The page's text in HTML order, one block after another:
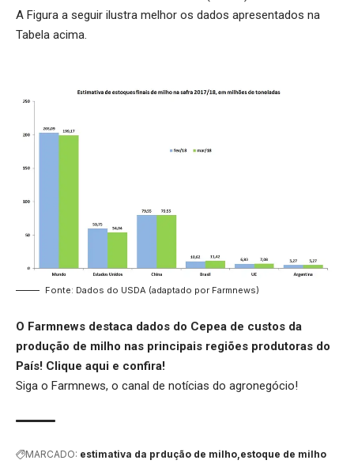
A Figura a seguir ilustra melhor os dados apresentados na
Tabela acima.
Fonte: Dados do USDA (adaptado por Farmnews)
O Farmnews destaca dados do Cepea de custos da
produção de milho nas principais regiões produtoras do
País! Clique aqui e confira!
Siga o Farmnews, o canal de notícias do agronegócio!
MARCADO: estimativa da prdução de milho estoque de milho